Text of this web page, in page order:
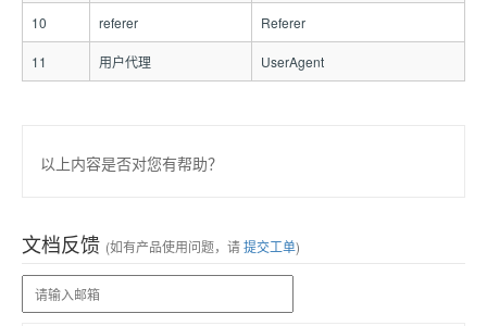
10 referer Referer
11 用户代理 UserAgent
以上内容是否对您有帮助？
文档反馈 (如有产品使用问题，请提交工单)